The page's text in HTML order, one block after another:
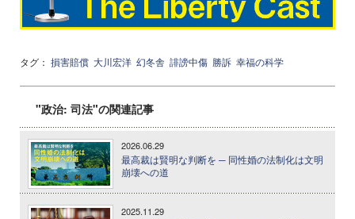
タグ： 損害賠償 大川宏洋 幻冬舎 誹謗中傷 勝訴 幸福の科学
"政治: 司法"の関連記事
2026.06.29
最高裁は賢明な判断を ─ 同性婚の法制化は文明
崩壊への道
2025.11.29